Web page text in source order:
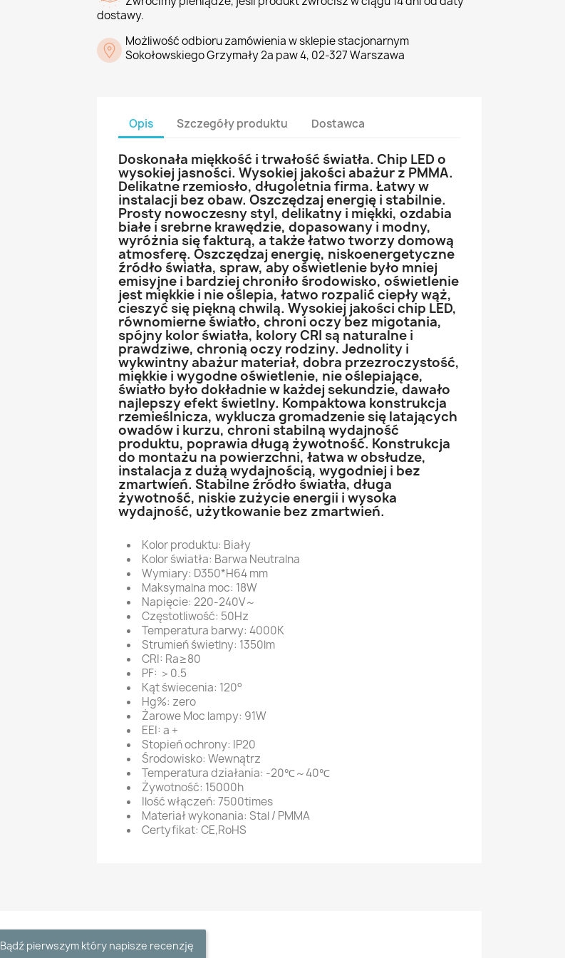
dostawy.
Możliwość odbioru zamówienia w sklepie stacjonarnym
Sokołowskiego Grzymały 2a paw 4, 02-327 Warszawa
Opis Szczegóły produktu Dostawca
Doskonała miękkość i trwałość światła. Chip LED o
wysokiej jasności. Wysokiej jakości abażur z PMMA.
Delikatne rzemiosło, długoletnia firma. Łatwy w
instalacji bez obaw. Oszczędzaj energię i stabilnie.
Prosty nowoczesny styl, delikatny i miękki, ozdabia
białe i srebrne krawędzie, dopasowany i modny,
wyróżnia się fakturą, a także łatwo tworzy domową
atmosferę. Oszczędzaj energię, niskoenergetyczne
źródło światła, spraw, aby oświetlenie było mniej
emisyjne i bardziej chroniło środowisko, oświetlenie
jest miękkie i nie oślepia, łatwo rozpalić ciepły wąż,
cieszyć się piękną chwilą. Wysokiej jakości chip LED,
równomierne światło, chroni oczy bez migotania,
spójny kolor światła, kolory CRI są naturalne i
prawdziwe, chronią oczy rodziny. Jednolity i
wykwintny abażur materiał, dobra przezroczystość,
miękkie i wygodne oświetlenie, nie oślepiające,
światło było dokładnie w każdej sekundzie, dawało
najlepszy efekt świetlny. Kompaktowa konstrukcja
rzemieślnicza, wyklucza gromadzenie się latających
owadów i kurzu, chroni stabilną wydajność
produktu, poprawia długą żywotność. Konstrukcja
do montażu na powierzchni, łatwa w obsłudze,
instalacja z dużą wydajnością, wygodniej i bez
zmartwień. Stabilne źródło światła, długa
żywotność, niskie zużycie energii i wysoka
wydajność, użytkowanie bez zmartwień.
Kolor produktu: Biały
Kolor światła: Barwa Neutralna
Wymiary: D350*H64 mm
Maksymalna moc: 18W
Napięcie: 220-240V～
Częstotliwość: 50Hz
Temperatura barwy: 4000K
Strumień świetlny: 1350lm
CRI: Ra≥80
PF: ＞0.5
Kąt świecenia: 120°
Hg%: zero
Żarowe Moc lampy: 91W
EEI: a +
Stopień ochrony: IP20
Środowisko: Wewnątrz
Temperatura działania: -20℃～40℃
Żywotność: 15000h
Ilość włączeń: 7500times
Materiał wykonania: Stal / PMMA
Certyfikat: CE,RoHS
Bądź pierwszym który napisze recenzję